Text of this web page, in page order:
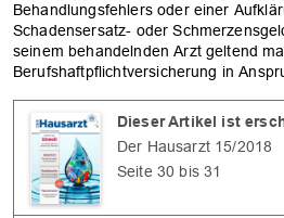
Behandlungsfehlers oder einer
Schadensersatz- oder
seinem behandelnden Arzt geltend
Berufshaftpflichtversicherung in
Dieser Artikel ist
Der Hausarzt 15/2018
Seite 30 bis 31